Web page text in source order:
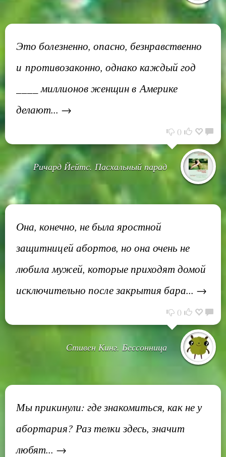
Это болезненно, опасно, безнравственно
и противозаконно, однако каждый год
____ миллионов женщин в Америке
делают... →
0
Ричард Йейтс. Пасхальный парад
Она, конечно, не была яростной
защитницей абортов, но она очень не
любила мужей, которые приходят домой
исключительно после закрытия бара... →
0
Стивен Кинг. Бессонница
Мы прикинули: где знакомиться, как не у
абортария? Раз телки здесь, значит
любят... →